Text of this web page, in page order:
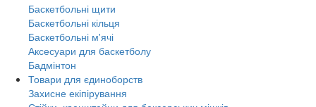
Баскетбольні щити
Баскетбольні кільця
Баскетбольні м'ячі
Аксесуари для баскетболу
Бадмінтон
Товари для єдиноборств
Захисне екіпірування